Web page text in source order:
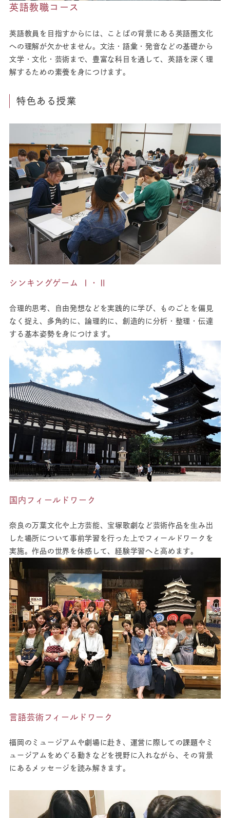
英語教職コース
英語教員を目指すからには、ことばの背景にある英語圏文化
への理解が欠かせません。文法・語彙・発音などの基礎から
文学・文化・芸術まで、豊富な科目を通して、英語を深く理
解するための素養を身につけます。
特色ある授業
シンキングゲーム Ⅰ・Ⅱ
合理的思考、自由発想などを実践的に学び、ものごとを偏見
なく捉え、多角的に、論理的に、創造的に分析・整理・伝達
する基本姿勢を身につけます。
国内フィールドワーク
奈良の万葉文化や上方芸能、宝塚歌劇など芸術作品を生み出
した場所について事前学習を行った上でフィールドワークを
実施。作品の世界を体感して、経験学習へと高めます。
言語芸術フィールドワーク
福岡のミュージアムや劇場に赴き、運営に際しての課題やミ
ュージアムをめぐる動きなどを視野に入れながら、その背景
にあるメッセージを読み解きます。